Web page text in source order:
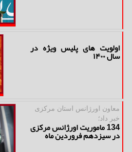
اولویت های پلیس ویژه در
سال ۱۴۰۰
معاون اورژانس استان مركزی
خبر داد؛
134 ماموریت اورژانس مركزی
در سیزدهم فروردین ماه